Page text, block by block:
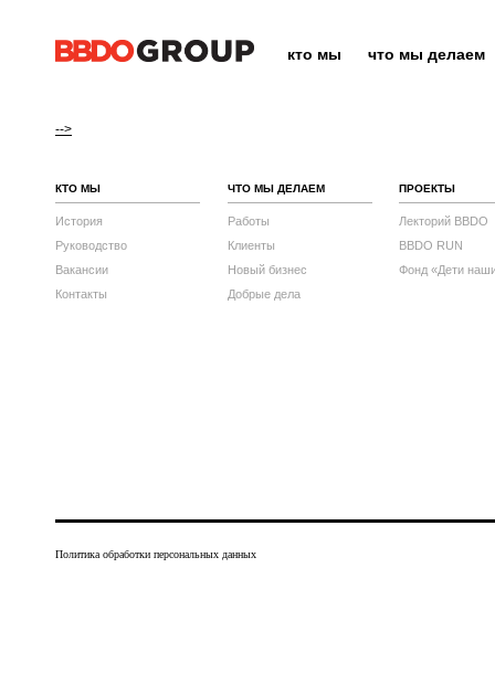
кто мы что мы делаем
-->
КТО МЫ
История
Руководство
Вакансии
Контакты
ЧТО МЫ ДЕЛАЕМ
Работы
Клиенты
Новый бизнес
Добрые дела
ПРОЕКТЫ
Лекторий BBDO
BBDO RUN
Фонд «Дети
Политика обработки персональных данных